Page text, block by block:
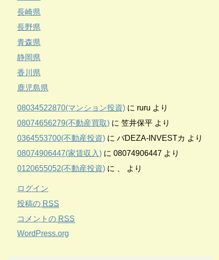
長崎県
長野県
青森県
静岡県
香川県
鹿児島県
08034522870(マンション投資) に ruru より
08074656279(不動産買取) に 笠井保平 より
0364553700(不動産投資) に バDEZA-INVESTカ より
08074906447(家賃収入) に 08074906447 より
0120655052(不動産投資) に より
ログイン
投稿の RSS
コメントの RSS
WordPress.org